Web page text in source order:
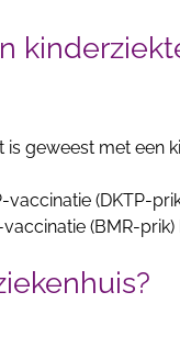
geweest met een
(DKTP-
(BMR-prik)